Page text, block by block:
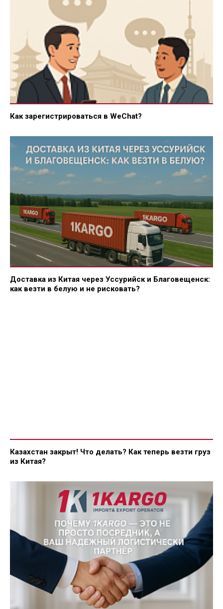
Как зарегистрироваться в WeChat?
Доставка из Китая через Уссурийск и Благовещенск:
как везти в белую и не рисковать?
Казахстан закрыт! Что делать? Как теперь везти груз
из Китая?